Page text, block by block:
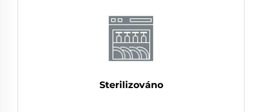
Sterilizováno